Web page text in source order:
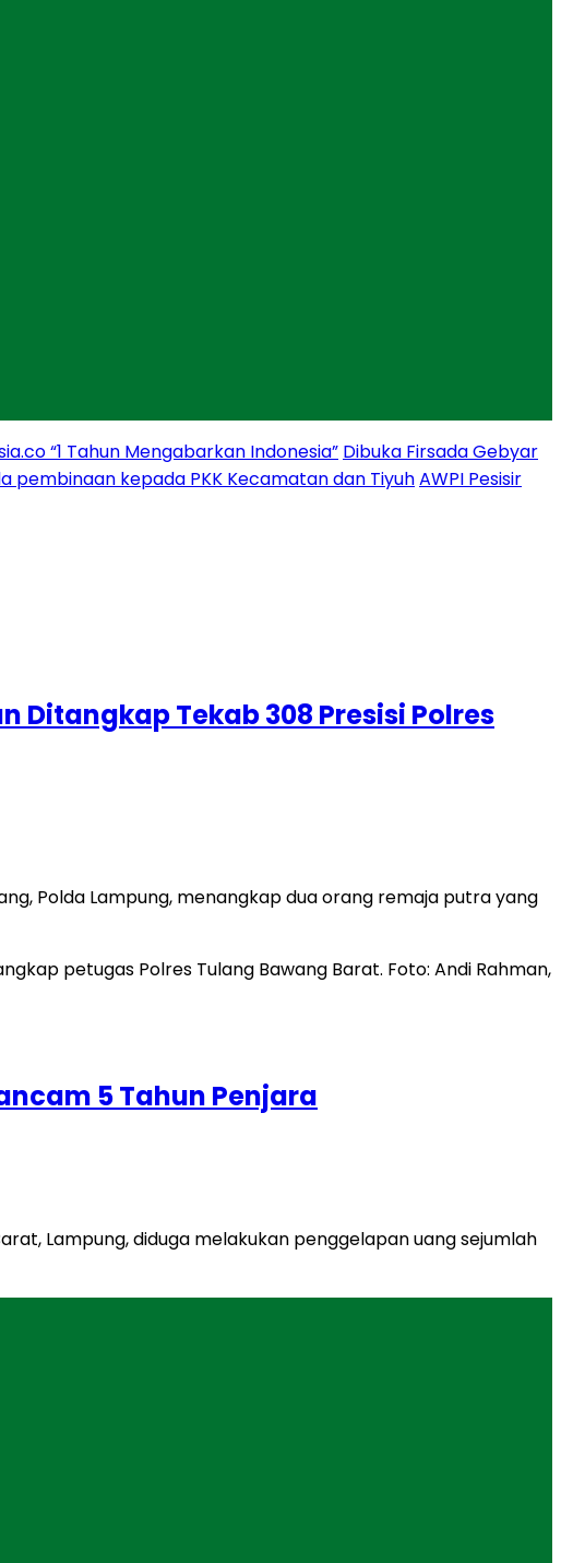
“1 Tahun Mengabarkan Indonesia” Dibuka Firsada Gebyar
pembinaan kepada PKK Kecamatan dan TiyuhAWPI Pesisir
Ditangkap Tekab 308 Presisi Polres
Polda Lampung, menangkap dua orang remaja putra yang
5 Tahun Penjara
Lampung, diduga melakukan penggelapan uang sejumlah